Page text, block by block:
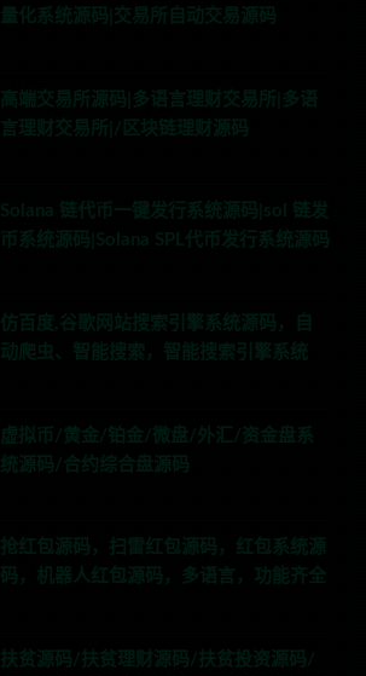
量化系统源码|交易所自动交易源码
高端交易所源码|多语言理财交易所|多语
言理财交易所|/区块链理财源码
Solana 链代币一键发行系统源码|sol 链发
币系统源码|Solana SPL代币发行系统源码
仿百度,谷歌网站搜索引擎系统源码，自
动爬虫、智能搜索，智能搜索引擎系统
虚拟币/黄金/铂金/微盘/外汇/资金盘系
统源码/合约综合盘源码
抢红包源码，扫雷红包源码，红包系统源
码，机器人红包源码，多语言，功能齐全
扶贫源码/扶贫理财源码/扶贫投资源码/